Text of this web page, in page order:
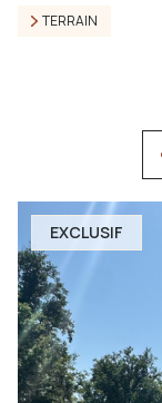
TERRAIN
EXCLUSIF